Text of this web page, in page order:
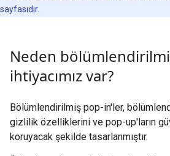
sayfasıdır.
Neden
ihtiyacımız var?
Bölümlendirilmiş pop-in'ler,
gizlilik özelliklerini ve pop-up'ların
koruyacak şekilde tasarlanmıştır.